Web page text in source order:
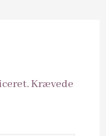
Krævede